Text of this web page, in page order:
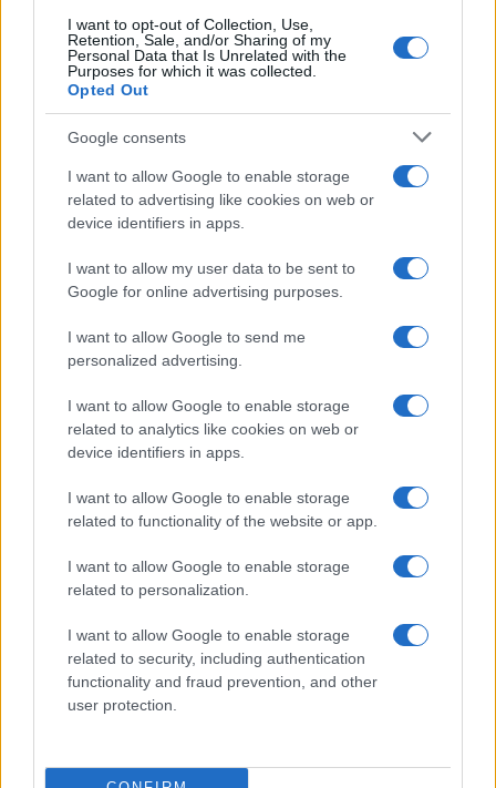
I want to opt-out of Collection, Use,
Retention, Sale, and/or Sharing of my
Personal Data that Is Unrelated with the
Purposes for which it was collected.
Opted Out
Google consents
I want to allow Google to enable storage
related to advertising like cookies on web or
device identifiers in apps.
I want to allow my user data to be sent to
Google for online advertising purposes.
I want to allow Google to send me
personalized advertising.
I want to allow Google to enable storage
related to analytics like cookies on web or
device identifiers in apps.
I want to allow Google to enable storage
related to functionality of the website or app.
I want to allow Google to enable storage
related to personalization.
I want to allow Google to enable storage
related to security, including authentication
functionality and fraud prevention, and other
user protection.
FELIRATKOZÁS
Brandnyúl mini disco
Ilyen még nem volt: most a gyerkőcök bulizhatnak a Káptalan
Kertben!
Beindult az őszibarackszezon, szeptemberig élvezhetjük
A világon évente mintegy 25 millió tonna őszibarack terem, Kína
Teliholdas Éjszakai Erdőfürdő
A teliholdas erdőfürdő különleges lehetőség arra, hogy
megtapasztald a természet egy másik arcát. Ahogy sötétedik, a
éberebbé válik. Felerősödnek a hangok, az illatok, a tapintás
élménye.
Múzeum Galériában
Claire Vasarely, a magyar származású francia alkotóművész
életműve most először mutatkozik be önállóan
Magyarországon, és ugyancsak első ízben látható együtt